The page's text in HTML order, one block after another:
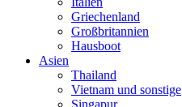
Griechenland
Großbritannien
Hausboot
Asien
Thailand
Vietnam und sonstige
Singapur